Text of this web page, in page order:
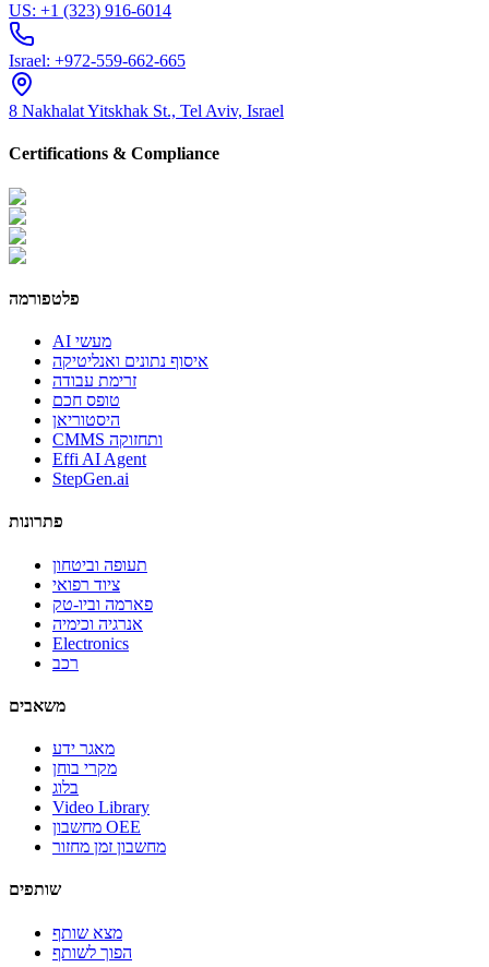
US: +1 (323) 916-6014
Israel: +972-559-662-665
8 Nakhalat Yitskhak St., Tel Aviv, Israel
Certifications & Compliance
פלטפורמה
AI מעשי
איסוף נתונים ואנליטיקה
זרימת עבודה
טופס חכם
היסטוריאן
CMMS ותחזוקה
Effi AI Agent
StepGen.ai
פתרונות
תעופה וביטחון
ציוד רפואי
פארמה וביו-טק
אנרגיה וכימיה
Electronics
רכב
משאבים
מאגר ידע
מקרי בוחן
בלוג
Video Library
מחשבון OEE
מחשבון זמן מחזור
שותפים
מצא שותף
הפוך לשותף